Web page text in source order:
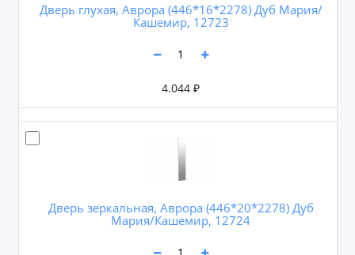
Дверь глухая, Аврора (446*16*2278) Дуб Мария/
Кашемир, 12723
4.044 ₽
Дверь зеркальная, Аврора (446*20*2278) Дуб
Мария/Кашемир, 12724